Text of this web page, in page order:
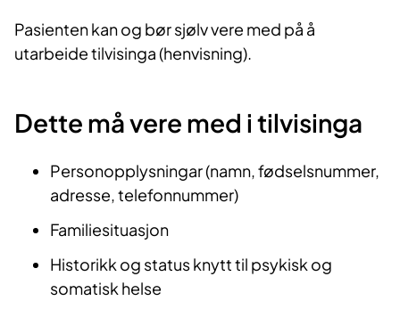
Pasienten kan og bør sjølv vere med på å
utarbeide tilvisinga (henvisning).
Dette må vere med i tilvisinga
Personopplysningar (namn, fødselsnummer,
adresse, telefonnummer)
Familiesituasjon
Historikk og status knytt til psykisk og
somatisk helse